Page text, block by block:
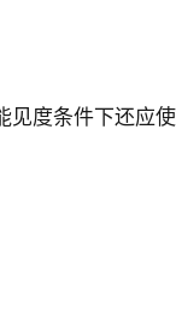
见度条件下还应使